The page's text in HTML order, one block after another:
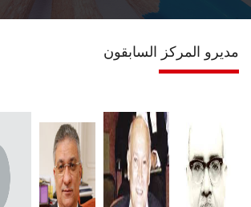
مديرو المركز السابقون